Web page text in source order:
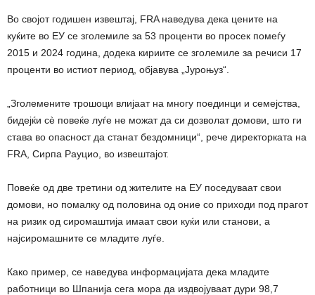
Во својот годишен извештај, FRA наведува дека цените на
куќите во ЕУ се зголемиле за 53 проценти во просек помеѓу
2015 и 2024 година, додека кириите се зголемиле за речиси 17
проценти во истиот период, објавува „Јуроњуз“.
„Зголемените трошоци влијаат на многу поединци и семејства,
бидејќи сè повеќе луѓе не можат да си дозволат домови, што ги
става во опасност да станат бездомници“, рече директорката на
FRA, Сирпа Рауцио, во извештајот.
Повеќе од две третини од жителите на ЕУ поседуваат свои
домови, но помалку од половина од оние со приходи под прагот
на ризик од сиромаштија имаат свои куќи или станови, а
најсиромашните се младите луѓе.
Како пример, се наведува информацијата дека младите
работници во Шпанија сега мора да издвојуваат дури 98,7